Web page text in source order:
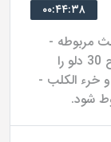
۰۰:۴۴:۳۸
مربوطه -
تبیین اصل احتیاط و برائت - مواردی که نزح 30 دلو را
و خرء الکلب -
شود.